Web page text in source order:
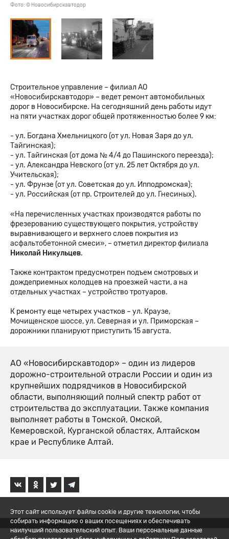
Фото: © Новосибирскавтодор
Cтроительное управление – филиал АО
«Новосибирскавтодор» – ведет ремонт автомобильных
дорог в Новосибирске. На сегодняшний день работы идут
на пяти участках дорог общей протяженностью более 9 км:
- ул. Богдана Хмельницкого (от ул. Новая Заря до ул.
Тайгинская);
- ул. Тайгинская (от дома № 4/4 до Пашинского переезда);
- ул. Александра Невского (от ул. 25 лет Октября до ул.
Учительская);
- ул. Фрунзе (от ул. Советская до ул. Ипподромская);
- ул. Российская (от пр. Строителей до ул. Гнесиных).
«На перечисленных участках производятся работы по
фрезерованию существующего покрытия, устройству
выравнивающего и верхнего слоев покрытия из
асфальтобетонной смеси», – отметил директор филиала
Николай Никульцев.
Также контрактом предусмотрен подъем смотровых и
дождеприемных колодцев на проезжей части, а на
отдельных участках – устройство тротуаров.
К ремонту еще четырех участков – ул. Краузе,
Мочищенское шоссе, ул. Северная и ул. Приморская –
дорожники планируют приступить 15 августа.
АО «Новосибирскавтодор» – один из лидеров
дорожно-строительной отрасли России и один из
крупнейших подрядчиков в Новосибирской
области, выполняющий полный спектр работ от
строительства до эксплуатации. Также компания
выполняет работы в Томской, Омской,
Кемеровской, Курганской областях, Алтайском
крае и Республике Алтай.
Этот сайт использует файлы cookie и другие технологии, чтобы
собирать информацию о ваших посещениях и обеспечивать
наилучший пользовательский опыт. Ваши персональные данные